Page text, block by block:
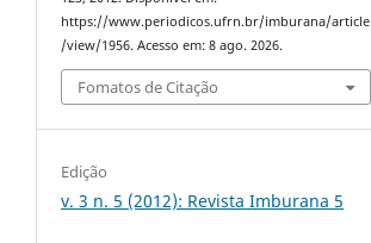
https://www.periodicos.ufrn.br/imburana/article
/view/1956. Acesso em: 8 ago. 2026.
Fomatos de Citação
Edição
v. 3 n. 5 (2012): Revista Imburana 5